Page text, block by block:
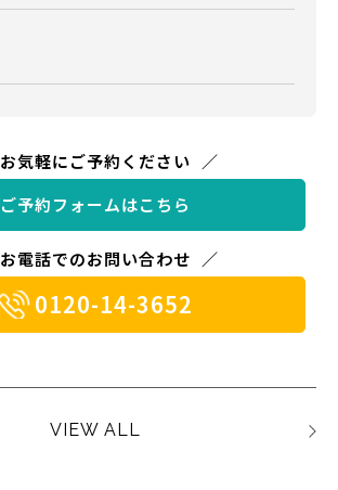
お気軽にご予約ください
ご予約フォームはこちら
お電話でのお問い合わせ
0120-14-3652
VIEW ALL